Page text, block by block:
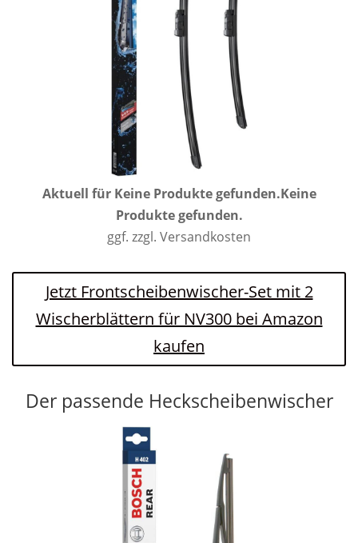
Aktuell für Keine Produkte gefunden.Keine
Produkte gefunden.
ggf. zzgl. Versandkosten
Jetzt Frontscheibenwischer-Set mit 2
Wischerblättern für NV300 bei Amazon
kaufen
Der passende Heckscheibenwischer